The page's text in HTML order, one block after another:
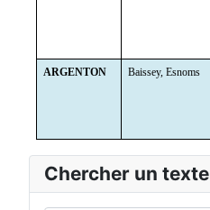
Chercher un texte
ARGENTON Baissey, Esnoms